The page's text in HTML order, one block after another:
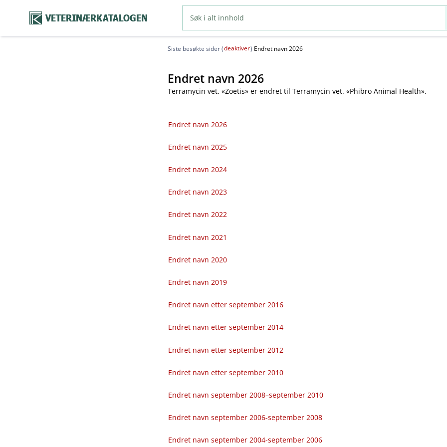
VETERINÆRKATALOGEN
Siste besøkte sider (deaktiver) Endret navn 2026
Endret navn 2026
Terramycin vet. «Zoetis» er endret til Terramycin vet. «Phibro Animal Health».
Endret navn 2026
Endret navn 2025
Endret navn 2024
Endret navn 2023
Endret navn 2022
Endret navn 2021
Endret navn 2020
Endret navn 2019
Endret navn etter september 2016
Endret navn etter september 2014
Endret navn etter september 2012
Endret navn etter september 2010
Endret navn september 2008–september 2010
Endret navn september 2006-september 2008
Endret navn september 2004-september 2006